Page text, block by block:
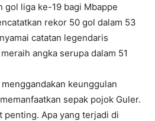
gol liga ke-19 bagi Mbappe
rekor 50 gol dalam 53
catatan legendaris
angka serupa dalam 51
keunggulan
sepak pojok Guler.
penting. Apa yang terjadi di